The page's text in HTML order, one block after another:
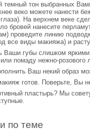
темный тон выбранных
веко можете нанести
На верхнем веке
бровей нанесите
проведите линию
все виды макияжа) и
Ваши губы слишком
помаду нежно-розового
Ваш некий образ
готов. Поверьте, Вы
пластырь? Мы
по теме